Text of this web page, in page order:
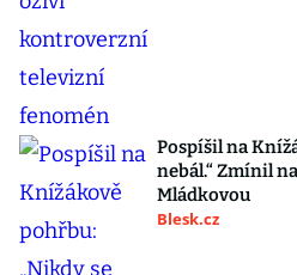
Pospíšil na
nebál.“ Zmínil
Mládkovou
Blesk.cz